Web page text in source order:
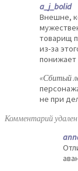
a_j_bolid
Внешне,
товарищ
из-за
понижает
«Сбитый
не при
Комментарий удален